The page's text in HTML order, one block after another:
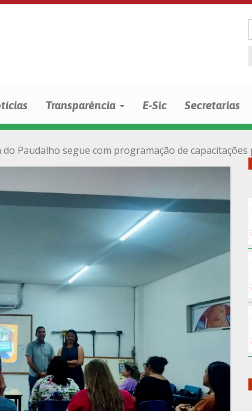
Transparência E-Sic Secretarias
Paudalho segue com programação de